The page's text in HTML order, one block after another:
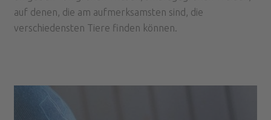
auf denen, die am aufmerksamsten sind, die
verschiedensten Tiere finden können.